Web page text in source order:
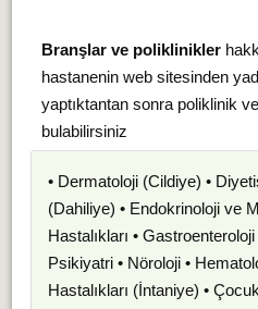
Branşlar ve poliklinikler
hastanenin web sitesinden
yaptıktantan sonra poliklinik
bulabilirsiniz
• Dermatoloji (Cildiye) •
(Dahiliye) • Endokrinoloji ve
Hastalıkları •
Psikiyatri • Nöroloji •
Hastalıkları (İntaniye) •